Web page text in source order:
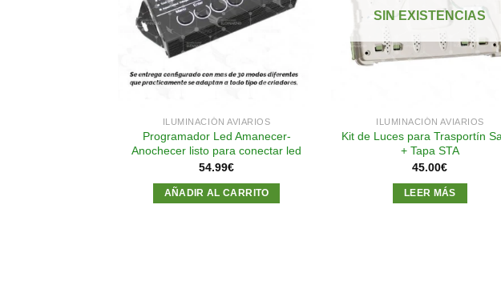
lista de
deseos
ILUMINACIÓN AVIARIOS
Programador Led Amanecer-
Anochecer listo para conectar led
54.99€
AÑADIR AL CARRITO
SIN EXISTENCIAS
ILUMINACIÓN AVIARIOS
Kit de Luces para Trasportín
+ Tapa STA
45.00€
LEER MÁS